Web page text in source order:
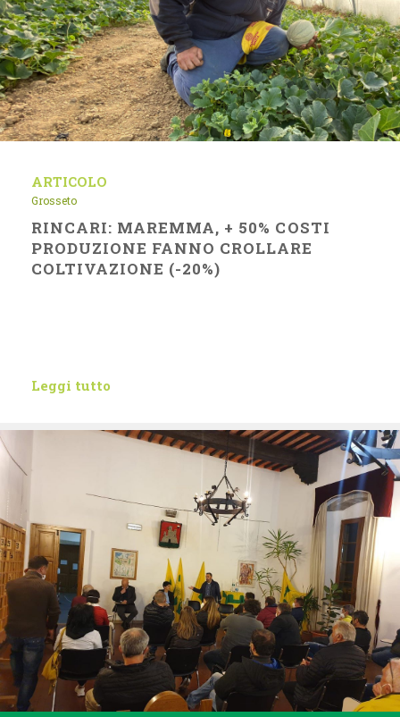
ARTICOLO
Grosseto
RINCARI: MAREMMA, + 50% COSTI
PRODUZIONE FANNO CROLLARE
COLTIVAZIONE (-20%)
Leggi tutto